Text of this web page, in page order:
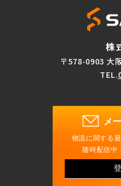
株
〒578-0903 大
TEL.
メ
物流に関する
随時配信中